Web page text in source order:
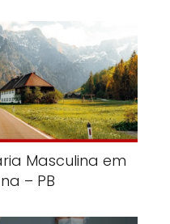
Masculina em
– PB